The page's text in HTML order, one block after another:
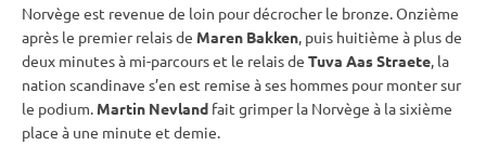
Norvège est revenue de loin pour décrocher le bronze. Onzième
après le premierrelaisde Maren Bakken, puis huitième à plus de
deux minutes à mi-parcours et le relaisde Tuva Aas Straete, la
nation scandinave s’en est remise à ses hommes pour monter sur
le podium. Martin Nevland fait grimper la Norvège à la sixième
place à une minute et demie.